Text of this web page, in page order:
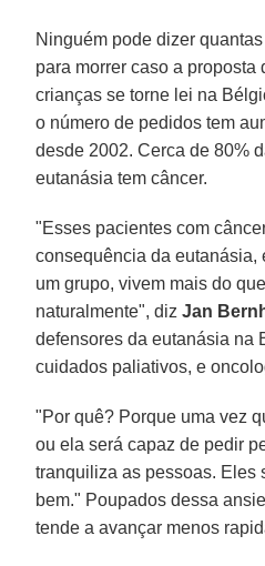
Ninguém pode dizer
para morrer caso a proposta
crianças se torne lei na
o número de pedidos tem
desde 2002. Cerca de 80%
eutanásia tem câncer.
"Esses pacientes com
consequência da eutanásia,
um grupo, vivem mais do
naturalmente", dizJan
defensores da eutanásia na
cuidados paliativos, e
"Por quê? Porque uma vez
ou ela será capaz de pedir
tranquiliza as pessoas. Eles
bem." Poupados dessa
tende a avançar menos